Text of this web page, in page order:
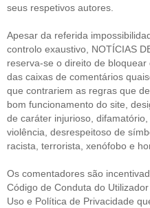
seus respetivos autores.
Apesar da referida
controlo exaustivo, NOTÍCIAS
reserva-se o direito de
das caixas de comentários
que contrariem as regras que
bom funcionamento do site,
de caráter injurioso,
violência, desrespeitoso de
racista, terrorista, xenófobo e
Os comentadores são
Código de Conduta do
Uso e Política de Privacidade